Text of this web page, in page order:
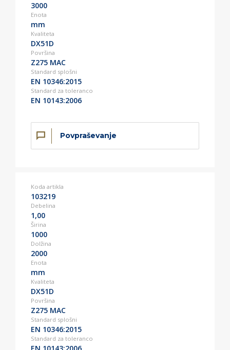
3000
Enota
mm
Kvaliteta
DX51D
Površina
Z275 MAC
Standard splošni
EN 10346:2015
Standard za toleranco
EN 10143:2006
Povpraševanje
Koda artikla
103219
Debelina
1,00
Širina
1000
Dolžina
2000
Enota
mm
Kvaliteta
DX51D
Površina
Z275 MAC
Standard splošni
EN 10346:2015
Standard za toleranco